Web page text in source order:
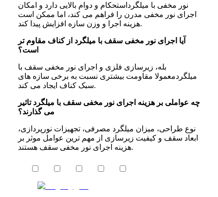
نور مخفی با میلگرداستحکام و دوام بالایی دارد و امکان
اجرای نور مخفی مدرن را فراهم می کند، اما ممکن است
هزینه اجرا و وزن سازه افزایش پیدا کند.
آیا اجرای نور مخفی سقف با میلگرد از کناف مقاوم تر
است؟
بله، زیرسازی فلزی و اجرای نور مخفی سقف با
میلگردمعمولا مقاومت بیشتری نسبت به برخی سازه های
سبک کناف ایجاد می کند.
چه عواملی بر هزینه اجرای نور مخفی سقف با میلگرد تاثیر
می گذارند؟
نوع طراحی، میزان میلگرد مصرفی، تجهیزات نورپردازی،
ابعاد سقف و کیفیت زیرسازی از مهم ترین عوامل موثر بر
هزینه اجرای نور مخفی سقف هستند.